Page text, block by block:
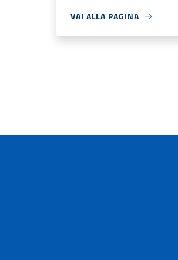
VAI ALLA PAGINA